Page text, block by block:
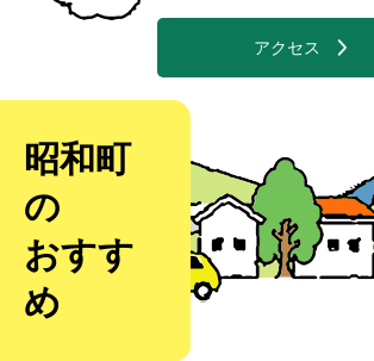
アクセス
昭和町
の
おすす
め